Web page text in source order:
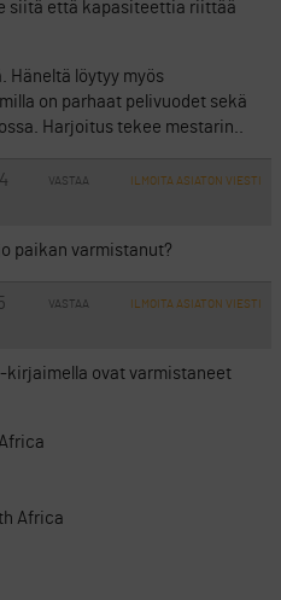
siitä että kapasiteettia riittää
Häneltä löytyy myös
on parhaat pelivuodet sekä
Harjoitus tekee mestarin..
VASTAA ILMOITA ASIATON VIESTI
paikan varmistanut?
VASTAA ILMOITA ASIATON VIESTI
kirjaimella ovat varmistaneet
Africa